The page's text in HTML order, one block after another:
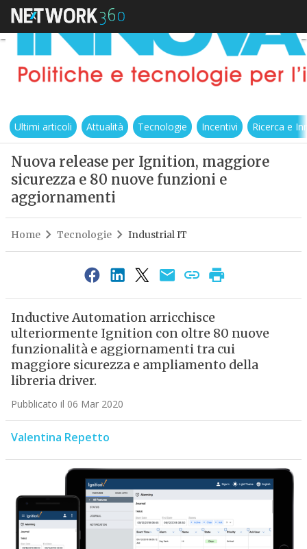
Ultimi articoli Attualità Tecnologie Incentivi Ricerca e
Nuova release per Ignition, maggiore
sicurezza e 80 nuove funzioni e
aggiornamenti
Home Tecnologie Industrial IT
Inductive Automation arricchisce
ulteriormente Ignition con oltre 80 nuove
funzionalità e aggiornamenti tra cui
maggiore sicurezza e ampliamento della
libreria driver.
Pubblicato il 06 Mar 2020
Valentina Repetto